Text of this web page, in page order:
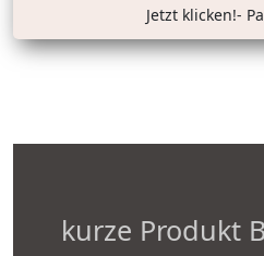
Jetzt klicken!-
kurze Produkt